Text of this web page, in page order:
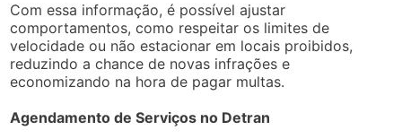
Com essa informação, é possível ajustar
comportamentos, como respeitar os limites de
velocidade ou não estacionar em locais proibidos,
reduzindo a chance de novas infrações e
economizando na hora de pagar multas.
Agendamento de Serviços no Detran